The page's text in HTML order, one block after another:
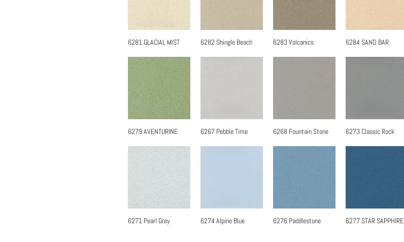
快速瀏覽
6281 GLACIAL MIST 快速瀏覽
6282 Shingle Beach 快速瀏覽
6283 Volcanics 快速瀏覽
6284 SAND BAR
快速瀏覽
6279 AVENTURINE 快速瀏覽
6267 Pebble Time 快速瀏覽
6268 Fountain Stone 快速瀏覽
6273 Classic Rock
快速瀏覽
6271 Pearl Grey 快速瀏覽
6274 Alpine Blue 快速瀏覽
6276 Paddlestone 快速瀏覽
6277 STAR SAPPHIRE